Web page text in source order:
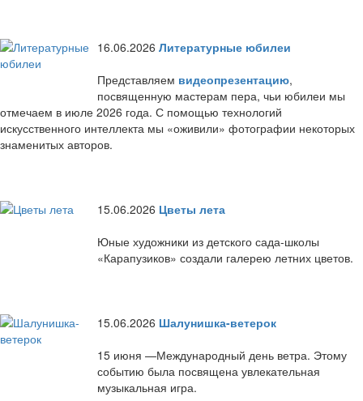
16.06.2026 Литературные юбилеи
Представляем видеопрезентацию,
посвященную мастерам пера, чьи юбилеи мы
отмечаем в июле 2026 года. С помощью технологий
искусственного интеллекта мы «оживили» фотографии некоторых
знаменитых авторов.
15.06.2026 Цветы лета
Юные художники из детского сада-школы
«Карапузиков» создали галерею летних цветов.
15.06.2026 Шалунишка-ветерок
15 июня —Международный день ветра. Этому
событию была посвящена увлекательная
музыкальная игра.